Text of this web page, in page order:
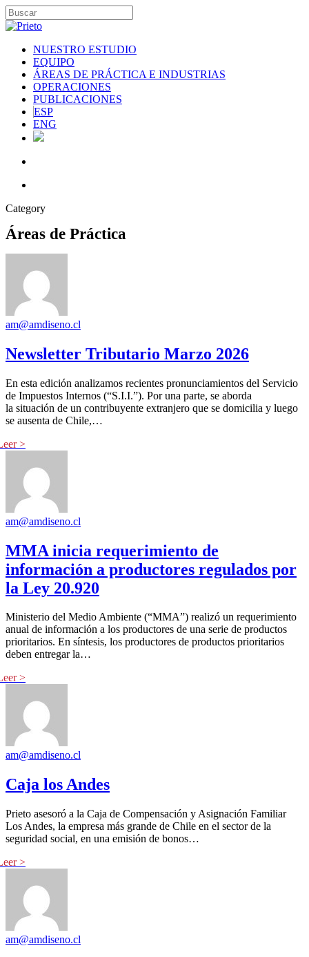
NUESTRO ESTUDIO
EQUIPO
ÁREAS DE PRÁCTICA E INDUSTRIAS
OPERACIONES
PUBLICACIONES
ESP
ENG
Category
Áreas de Práctica
am@amdiseno.cl
Newsletter Tributario Marzo 2026
En esta edición analizamos recientes pronunciamientos del Servicio
de Impuestos Internos (“S.I.I.”). Por una parte, se aborda
la situación de un contribuyente extranjero que se domicilia y luego
se ausenta de Chile,…
am@amdiseno.cl
MMA inicia requerimiento de
información a productores regulados por
la Ley 20.920
Ministerio del Medio Ambiente (“MMA”) realizó un requerimiento
anual de información a los productores de una serie de productos
prioritarios. En síntesis, los productores de productos prioritarios
deben entregar la…
am@amdiseno.cl
Caja los Andes
Prieto asesoró a la Caja de Compensación y Asignación Familiar
Los Andes, la empresa más grande de Chile en el sector de la
seguridad social, en una emisión de bonos…
am@amdiseno.cl